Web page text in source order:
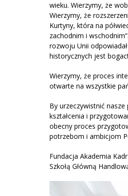
wieku. Wierzymy, że
Wierzymy, że
Kurtyny, która na
zachodnim i
rozwoju Unii
historycznych jest
Wierzymy, że proces
otwarte na wszystkie
By urzeczywistnić
kształcenia i
obecny proces
potrzebom i ambicjom
Fundacja Akademia
Szkołą Główną